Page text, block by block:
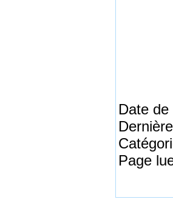
Date
Page